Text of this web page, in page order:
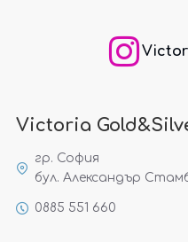
Victoria
гр. София
бул. Александър
0885 551 660